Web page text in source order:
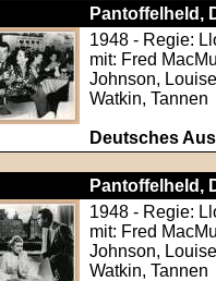
Pantoffelheld,
1948 - Regie:
mit: Fred
Johnson,
Watkin, Tannen
Deutsches
Pantoffelheld,
1948 - Regie:
mit: Fred
Johnson,
Watkin, Tannen